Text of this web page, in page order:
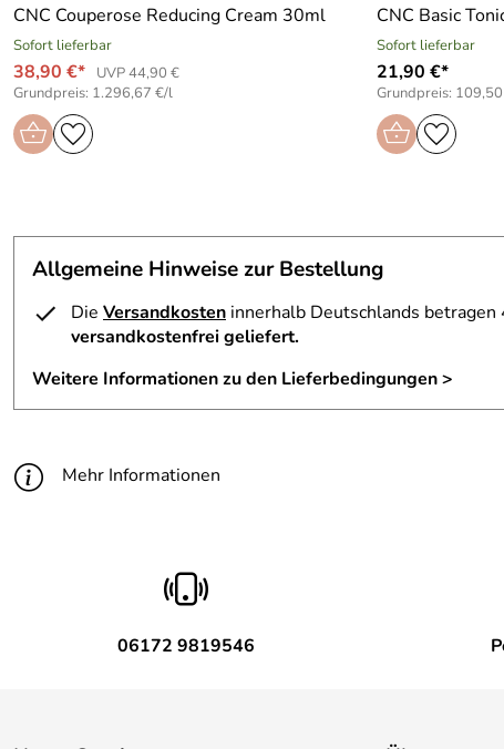
CNC Couperose Reducing Cream 30ml
Sofort lieferbar
38,90 €*
UVP 44,90 €
Grundpreis: 1.296,67 €/l
CNC Basic
Sofort lieferbar
21,90 €*
Grundpreis:
Allgemeine Hinweise zur Bestellung
Die Versandkosten innerhalb Deutschlands
versandkostenfrei geliefert.
Weitere Informationen zu den Lieferbedingungen >
Mehr Informationen
06172 9819546